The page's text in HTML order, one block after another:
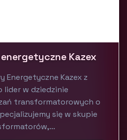
Kazex
Energetyczne Kazex z
lider w dziedzinie
transformatorowych o
się w skupie